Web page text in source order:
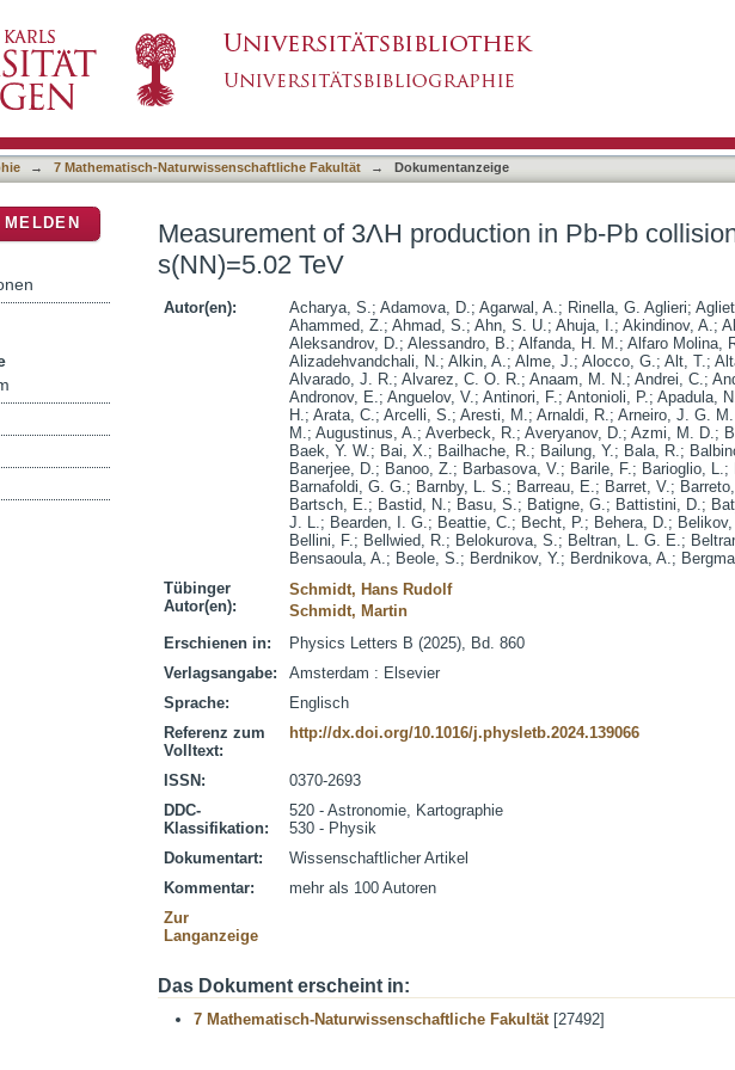
→ 7 Mathematisch-Naturwissenschaftliche Fakultät → Dokumentanzeige
Measurement of 3ΛH production in Pb-Pb
s(NN)=5.02 TeV
Autor(en): Acharya, S.; Adamova, D.; Agarwal, A.; Rinella, G. Aglieri;
Ahammed, Z.; Ahmad, S.; Ahn, S. U.; Ahuja, I.; Akindinov, A.;
Aleksandrov, D.; Alessandro, B.; Alfanda, H. M.; Alfaro Molina,
Alizadehvandchali, N.; Alkin, A.; Alme, J.; Alocco, G.; Alt, T.;
Alvarado, J. R.; Alvarez, C. O. R.; Anaam, M. N.; Andrei, C.;
Andronov, E.; Anguelov, V.; Antinori, F.; Antonioli, P.; Apadula,
H.; Arata, C.; Arcelli, S.; Aresti, M.; Arnaldi, R.; Arneiro, J. G.
M.; Augustinus, A.; Averbeck, R.; Averyanov, D.; Azmi, M. D.;
Baek, Y. W.; Bai, X.; Bailhache, R.; Bailung, Y.; Bala, R.;
Banerjee, D.; Banoo, Z.; Barbasova, V.; Barile, F.; Barioglio, L.;
Barnafoldi, G. G.; Barnby, L. S.; Barreau, E.; Barret, V.;
Bartsch, E.; Bastid, N.; Basu, S.; Batigne, G.; Battistini, D.;
J. L.; Bearden, I. G.; Beattie, C.; Becht, P.; Behera, D.;
Bellini, F.; Bellwied, R.; Belokurova, S.; Beltran, L. G. E.;
Bensaoula, A.; Beole, S.; Berdnikov, Y.; Berdnikova, A.;
Tübinger
Autor(en):
Schmidt, Hans Rudolf
Schmidt, Martin
Erschienen in:
Physics Letters B (2025), Bd. 860
Verlagsangabe:
Amsterdam : Elsevier
Sprache:
Englisch
Referenz zum
Volltext:
http://dx.doi.org/10.1016/j.physletb.2024.139066
ISSN:
0370-2693
DDC-
Klassifikation:
520 - Astronomie, Kartographie
530 - Physik
Dokumentart:
Wissenschaftlicher Artikel
Kommentar:
mehr als 100 Autoren
Zur
Langanzeige
Das Dokument erscheint in:
7 Mathematisch-Naturwissenschaftliche Fakultät[27492]